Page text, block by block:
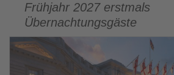
Frühjahr 2027 erstmals
Übernachtungsgäste